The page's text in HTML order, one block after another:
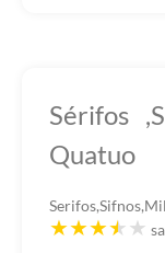
Sérifos
Quatuo